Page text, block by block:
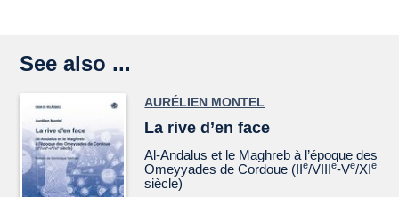
See also ...
AURÉLIEN MONTEL
La rive d’en face
Al-Andalus et le Maghreb à l’époque des
Omeyyades de Cordoue (IIe/VIIIe-Ve/XIe
siècle)